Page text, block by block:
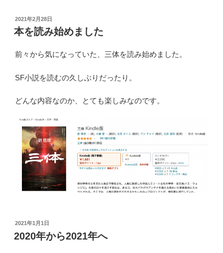
投
稿
日:
2021年2月28日
本を読み始めました
前々から気になっていた、三体を読み始めました。
SF小説を読むの久しぶりだったり。
どんな内容なのか、とても楽しみなのです。
投
稿
日:
2021年1月1日
2020年から2021年へ